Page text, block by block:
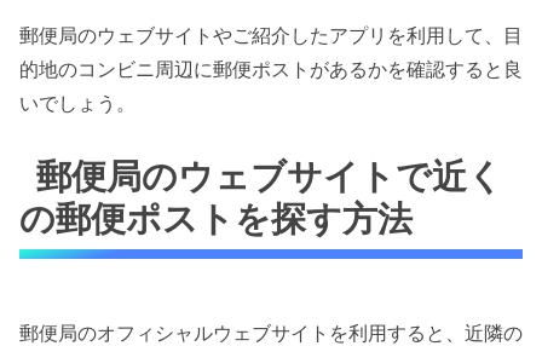
郵便局のウェブサイトやご紹介したアプリを利用して、目
的地のコンビニ周辺に郵便ポストがあるかを確認すると良
いでしょう。
郵便局のウェブサイトで近く
の郵便ポストを探す方法
郵便局のオフィシャルウェブサイトを利用すると、近隣の